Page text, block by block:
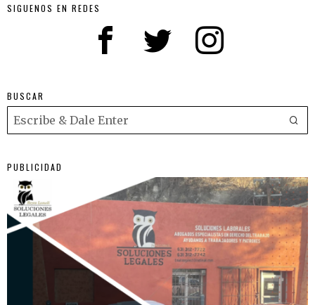
SIGUENOS EN REDES
BUSCAR
PUBLICIDAD